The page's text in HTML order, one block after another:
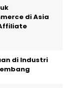
di Asia
di Industri